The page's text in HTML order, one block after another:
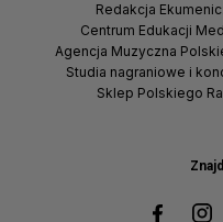
Redakcja
Centrum Edukacji
Agencja Muzyczna
Studia nagraniowe i
Sklep Polskiego